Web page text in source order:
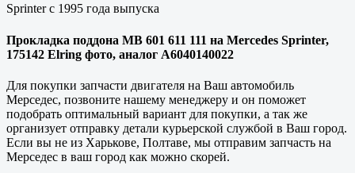
Sprinter с 1995 года выпуска
Прокладка поддона МВ 601 611 111 на Mercedes Sprinter,
175142 Elring фото, аналог A6040140022
Для покупки запчасти двигателя на Ваш автомобиль
Мерседес, позвоните нашему менеджеру и он поможет
подобрать оптимальный вариант для покупки, а так же
организует отправку детали курьерской службой в Ваш город.
Если вы не из Харькове, Полтаве, мы отправим запчасть на
Мерседес в ваш город как можно скорей.